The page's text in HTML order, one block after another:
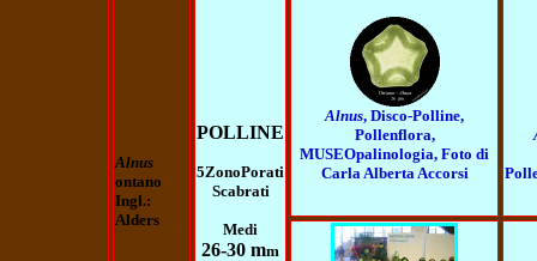
Alnus
ontano
Ingl.:
Alders
POLLINE
5ZonoPorati
Scabrati
Medi
26-30 mm
Alnus, Disco-Polline,
Pollenflora,
MUSEOpalinologia, Foto di
Carla Alberta Accorsi